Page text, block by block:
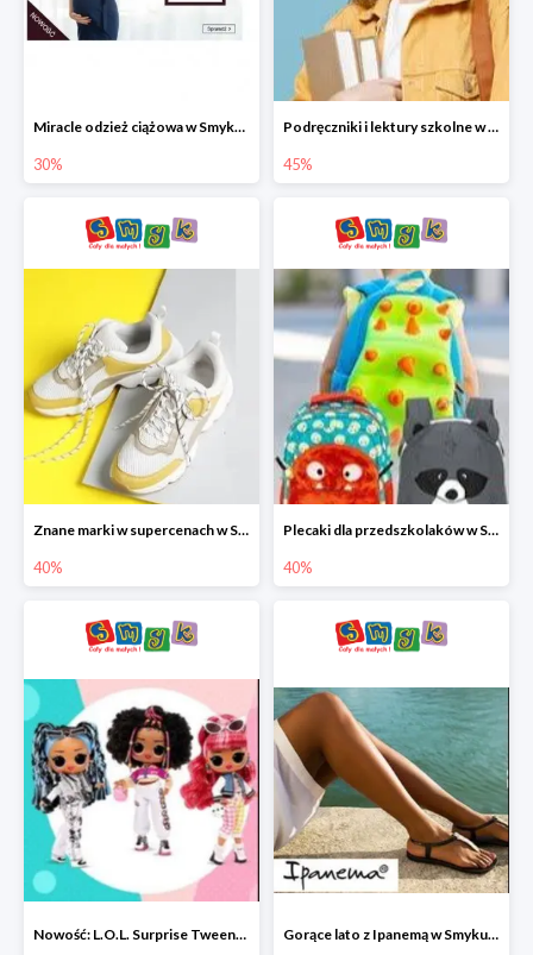
Miracle odzież ciążowa w Smyku co -30%
30%
Podręczniki i lektury szkolne w Smyku do -45%
45%
Znane marki w supercenach w Smyku - buty do -40%
40%
Plecaki dla przedszkolaków w Smyku do -40%
40%
Nowość: L.O.L. Surprise Tweens Doll w Smyku do -45% Gorące lato z Ipanemą w Smyku do -30%